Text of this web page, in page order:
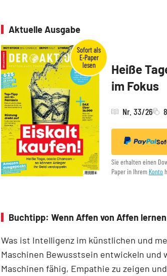
Aktuelle Ausgabe
Heiße
im Fokus
Nr. 33/26
Sie erhalten einen
Paper in Ihrem Konto
Buchtipp: Wenn Affen von Affen lernen
Was ist Intelligenz im künstlichen und
Maschinen Bewusstsein entwickeln und
Maschinen fähig, Empathie zu zeigen